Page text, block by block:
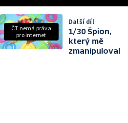
ČT nemá práva
pro internet
Další díl
1/30 Špion,
který mě
zmanipuloval